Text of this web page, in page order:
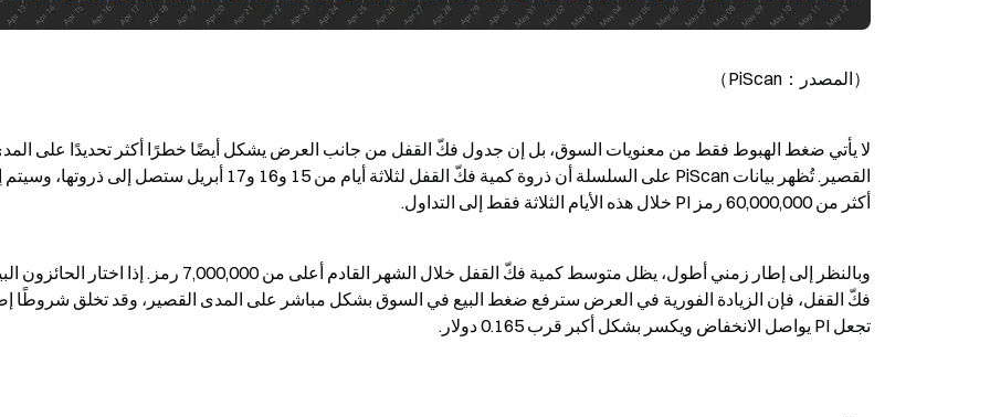
（المصدر：PiScan）
أكثر من 60,000,000 رمز PI خلال هذه الأيام الثلاثة فقط إلى التداول.
تجعل PI يواصل الانخفاض ويكسر بشكل أكبر قرب 0.165 دولار.